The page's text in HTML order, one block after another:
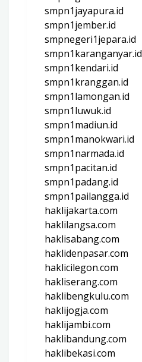
smpn1jayapura.id
smpn1jember.id
smpnegeri1jepara.id
smpn1karanganyar.id
smpn1kendari.id
smpn1kranggan.id
smpn1lamongan.id
smpn1luwuk.id
smpn1madiun.id
smpn1manokwari.id
smpn1narmada.id
smpn1pacitan.id
smpn1padang.id
smpn1pailangga.id
haklijakarta.com
haklilangsa.com
haklisabang.com
haklidenpasar.com
haklicilegon.com
hakliserang.com
haklibengkulu.com
haklijogja.com
haklijambi.com
haklibandung.com
haklibekasi.com